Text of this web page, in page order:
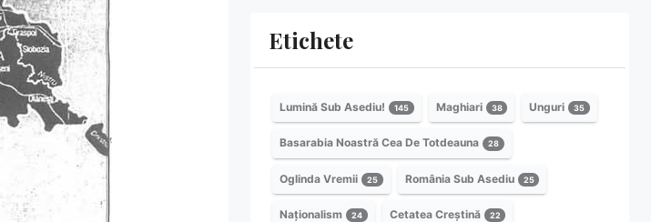
Etichete
Lumină Sub Asediu! 145 Maghiari 38 Unguri 35
Basarabia Noastră Cea De Totdeauna 28
Oglinda Vremii 25 România Sub Asediu 25
Naționalism 24 Cetatea Creștină 22